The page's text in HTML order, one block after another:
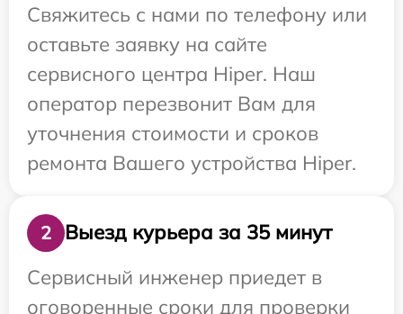
Свяжитесь с нами по телефону или
оставьте заявку на сайте
сервисного центра Hiper. Наш
оператор перезвонит Вам для
уточнения стоимости и сроков
ремонта Вашего устройства Hiper.
2
Выезд курьера за 35 минут
Сервисный инженер приедет в
оговоренные сроки для проверки